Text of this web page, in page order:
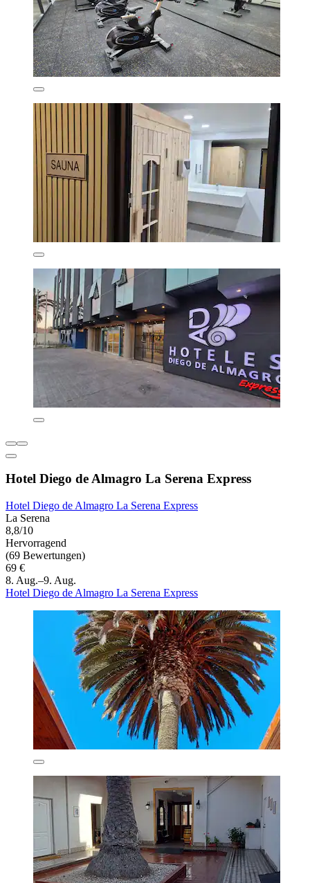
Hotel Diego de Almagro La Serena Express
Hotel Diego de Almagro La Serena Express
La Serena
8,8/10
Hervorragend
(69 Bewertungen)
69 €
8. Aug.–9. Aug.
Hotel Diego de Almagro La Serena Express